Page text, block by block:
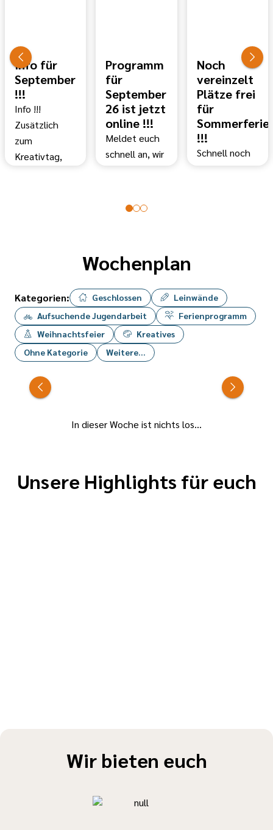
Info für
September
!!!
Info !!!
Zusätzlich
zum
Kreativtag,
Wir freuen uns
auf euch ;-)
Programm
für
September
26 ist jetzt
online !!!
Meldet euch
schnell an, wir
Besucht uns
Weltkindertag.
der
katholischen
Bücherei :-)
Noch
vereinzelt
Plätze frei
für
!!!
Schnell noch
Wochenplan
Kategorien: Geschlossen
Leinwände
Aufsuchende Jugendarbeit
Ferienprogramm
Weihnachtsfeier
Kreatives
Ohne Kategorie
Weitere...
In dieser Woche ist nichts los...
Unsere Highlights für euch
Wir bieten euch